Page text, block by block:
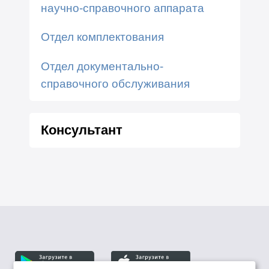
научно-справочного аппарата
Отдел комплектования
Отдел документально-
справочного обслуживания
Консультант